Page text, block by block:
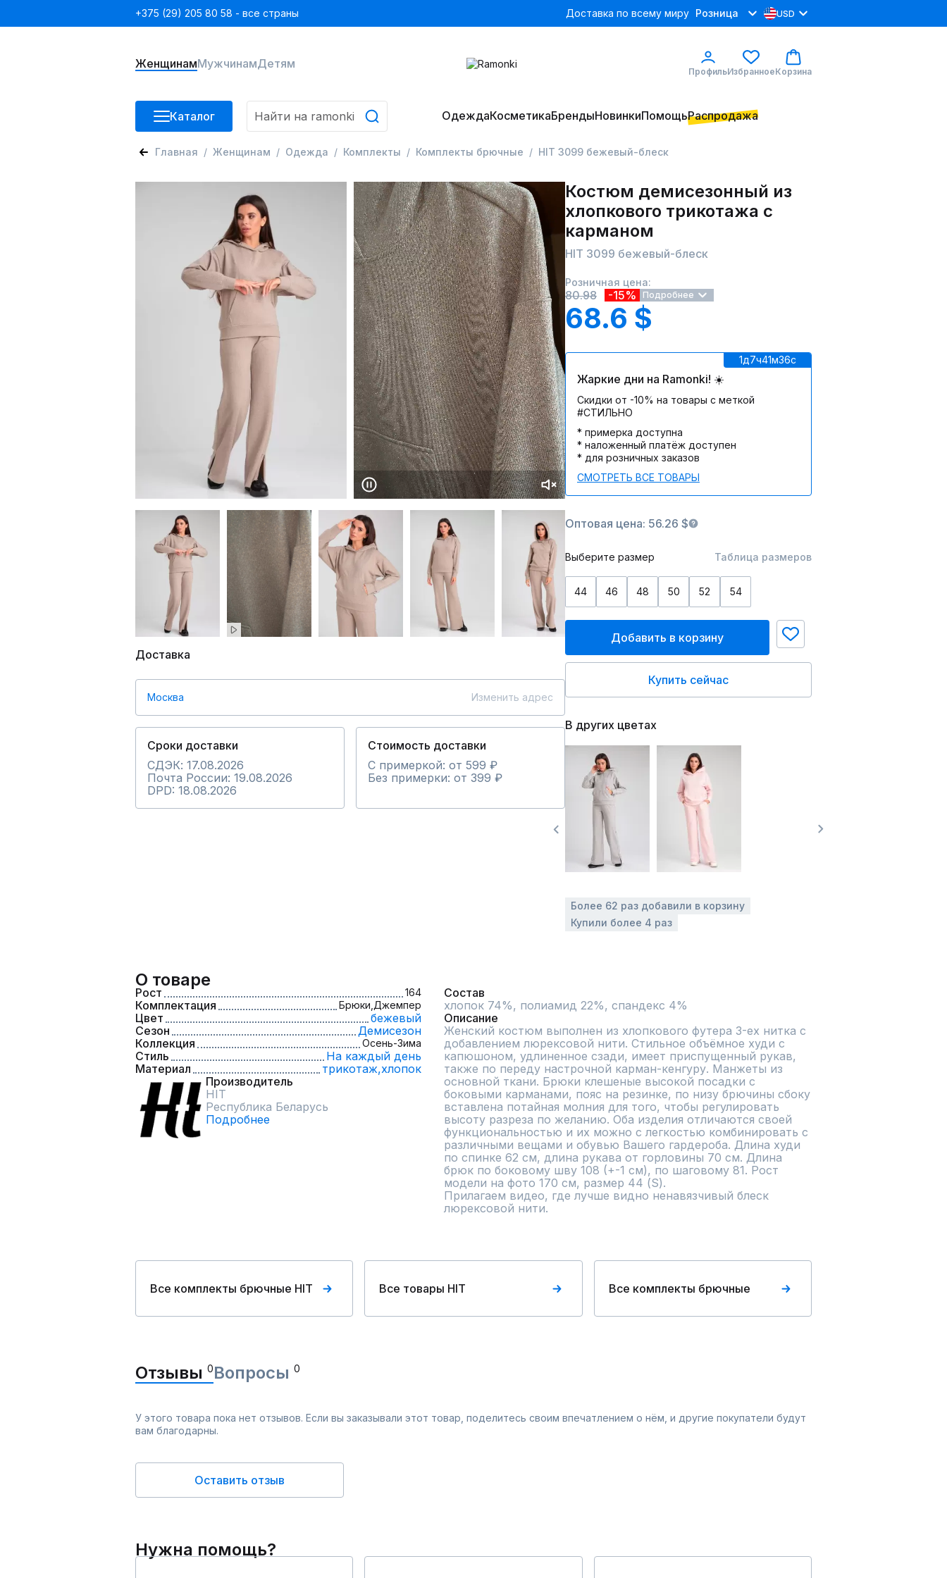
+375 (29) 205 80 58 - все страны Доставка по всему миру Розница USD
ЖенщинамМужчинамДетям
ПрофильИзбранноеКорзина
Каталог ОдеждаКосметикаБрендыНовинкиПомощьРаспродажа
Главная Женщинам Одежда Комплекты Комплекты брючные HIT 3099 бежевый-блеск
Доставка
Москва Изменить адрес
Сроки доставки
СДЭК: 17.08.2026
Почта России: 19.08.2026
DPD: 18.08.2026
Стоимость доставки
С примеркой: от 599 ₽
Без примерки: от 399 ₽
Костюм демисезонный из
хлопкового трикотажа с
карманом
HIT 3099 бежевый-блеск
Розничная цена:
80.98 -15% Подробнее
68.6 $
1д7ч41м36c
Жаркие дни на Ramonki! ☀️
Скидки от -10% на товары с меткой
#СТИЛЬНО
* примерка доступна
* наложенный платёж доступен
* для розничных заказов
СМОТРЕТЬ ВСЕ ТОВАРЫ
Оптовая цена: 56.26 $
Выберите размер Таблица размеров
44 46 48 50 52 54
Добавить в корзину
Купить сейчас
В других цветах
Более 62 раз добавили в корзину
Купили более 4 раз
О товаре
Рост 164
Комплектация Брюки, Джемпер
Цвет
бежевый
Сезон
Демисезон
Коллекция
Осень-Зима
Стиль
На каждый день
Материал
трикотаж,хлопок
Производитель
HIT
Республика Беларусь
Подробнее
Состав
хлопок 74%, полиамид 22%, спандекс 4%
Описание
Женский костюм выполнен из хлопкового футера 3-ех нитка с
добавлением люрексовой нити. Стильное объёмное худи с
капюшоном, удлиненное сзади, имеет приспущенный рукав,
также по переду настрочной карман-кенгуру. Манжеты из
основной ткани. Брюки клешеные высокой посадки с
боковыми карманами, пояс на резинке, по низу брючины сбоку
вставлена потайная молния для того, чтобы регулировать
высоту разреза по желанию. Оба изделия отличаются своей
функциональностью и их можно с легкостью комбинировать с
различными вещами и обувью Вашего гардероба. Длина худи
по спинке 62 см, длина рукава от горловины 70 см. Длина
брюк по боковому шву 108 (+-1 см), по шаговому 81. Рост
модели на фото 170 см, размер 44 (S).
Прилагаем видео, где лучше видно ненавязчивый блеск
люрексовой нити.
Все комплекты брючные HIT Все товары HIT Все комплекты брючные
Отзывы 0Вопросы 0
У этого товара пока нет отзывов. Если вы заказывали этот товар, поделитесь своим впечатлением о нём, и другие покупатели будут
вам благодарны.
Оставить отзыв
Нужна помощь?